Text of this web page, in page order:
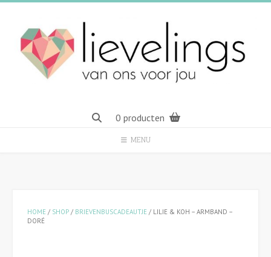
Spring
inhoud
0 producten
MENU
HOME / SHOP / BRIEVENBUSCADEAUTJE / LILIE & KOH – ARMBAND –
DORÉ